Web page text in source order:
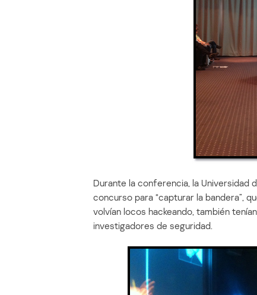
Durante la conferencia, la Universidad
concurso para “capturar la bandera”,
volvían locos hackeando, también
investigadores de seguridad.